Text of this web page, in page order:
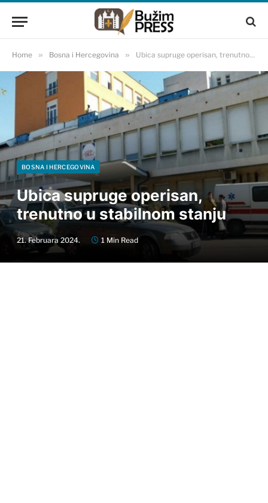
Home » Bosna i Hercegovina » Ubica supruge operisan, trenutno u stabilnom stanju
BOSNA I HERCEGOVINA
Ubica supruge operisan,
trenutno u stabilnom stanju
21. Februara 2024. 1 Min Read